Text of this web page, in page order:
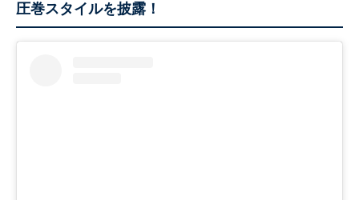
圧巻スタイルを披露！